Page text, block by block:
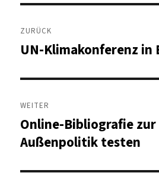
Beitragsnavigation
ZURÜCK
Vorheriger
UN-Klimakonferenz in
WEITER
Nächster
Beitrag:
Online-Bibliografie zur
Außenpolitik testen